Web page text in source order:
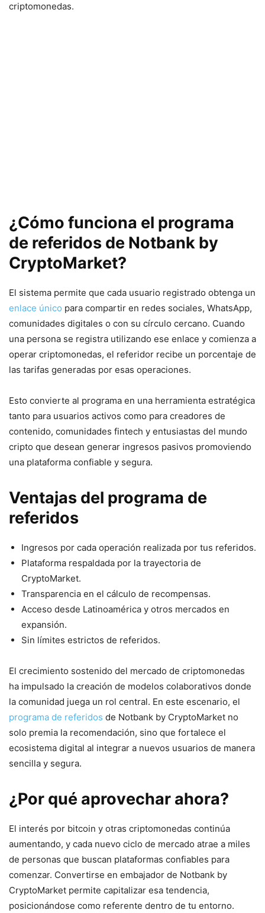
criptomonedas.
¿Cómo funciona el programa
de referidos de Notbank by
CryptoMarket?
El sistema permite que cada usuario registrado obtenga un
enlace único para compartir en redes sociales, WhatsApp,
comunidades digitales o con su círculo cercano. Cuando
una persona se registra utilizando ese enlace y comienza a
operar criptomonedas, el referidor recibe un porcentaje de
las tarifas generadas por esas operaciones.
Esto convierte al programa en una herramienta estratégica
tanto para usuarios activos como para creadores de
contenido, comunidades fintech y entusiastas del mundo
cripto que desean generar ingresos pasivos promoviendo
una plataforma confiable y segura.
Ventajas del programa de
referidos
Ingresos por cada operación realizada por tus referidos.
Plataforma respaldada por la trayectoria de
CryptoMarket.
Transparencia en el cálculo de recompensas.
Acceso desde Latinoamérica y otros mercados en
expansión.
Sin límites estrictos de referidos.
El crecimiento sostenido del mercado de criptomonedas
ha impulsado la creación de modelos colaborativos donde
la comunidad juega un rol central. En este escenario, el
programa de referidos de Notbank by CryptoMarket no
solo premia la recomendación, sino que fortalece el
ecosistema digital al integrar a nuevos usuarios de manera
sencilla y segura.
¿Por qué aprovechar ahora?
El interés por bitcoin y otras criptomonedas continúa
aumentando, y cada nuevo ciclo de mercado atrae a miles
de personas que buscan plataformas confiables para
comenzar. Convertirse en embajador de Notbank by
CryptoMarket permite capitalizar esa tendencia,
posicionándose como referente dentro de tu entorno.